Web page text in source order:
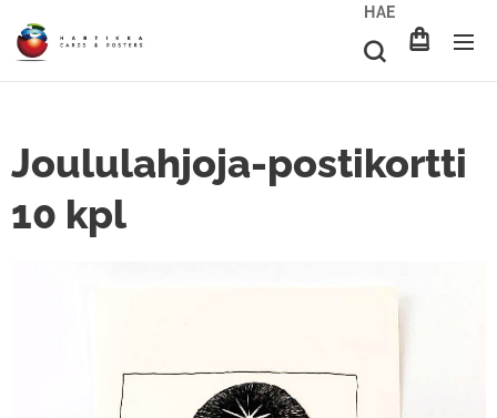
HAE
Joululahjoja-postikortti
10 kpl